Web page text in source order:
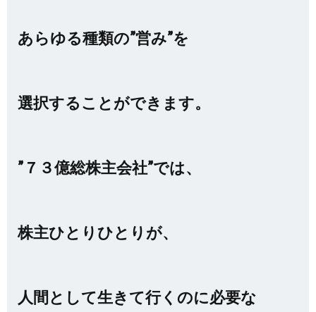
あらゆる種類の”営み”を
選択することができます。
”７３億総株主会社”では、
株主ひとりひとりが、
人間として生きて行くのに必要な